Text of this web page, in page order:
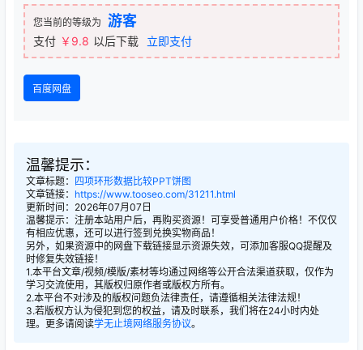
您当前的等级为 游客
支付 ￥9.8 以后下载 立即支付
百度网盘
温馨提示：
文章标题： 四项环形数据比较PPT饼图
文章链接： https://www.tooseo.com/31211.html
更新时间：2026年07月07日
温馨提示：注册本站用户后，再购买资源！可享受普通用户价格！不仅仅
有相应优惠，还可以进行签到兑换实物商品！
另外，如果资源中的网盘下载链接显示资源失效，可添加客服QQ提醒及
时修复失效链接！
1.本平台文章/视频/模版/素材等均通过网络等公开合法渠道获取，仅作为
学习交流使用，其版权归原作者或版权方所有。
2.本平台不对涉及的版权问题负法律责任，请遵循相关法律法规！
3.若版权方认为侵犯到您的权益，请及时联系，我们将在24小时内处
理。更多请阅读学无止境网络服务协议。